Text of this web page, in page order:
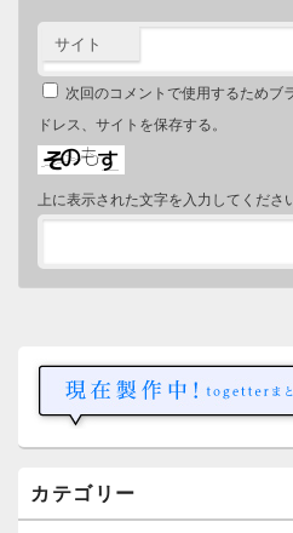
サイト
次回のコメントで使用するためブ
ドレス、サイトを保存する。
上に表示された文字を入力してください
バ
ウ
ィ
カテゴリー